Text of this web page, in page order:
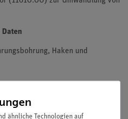
Daten
Haken und
12 mm.
ähnliche Technologien auf